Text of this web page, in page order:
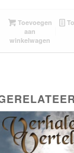
Toevoegen
aan
winkelwagen